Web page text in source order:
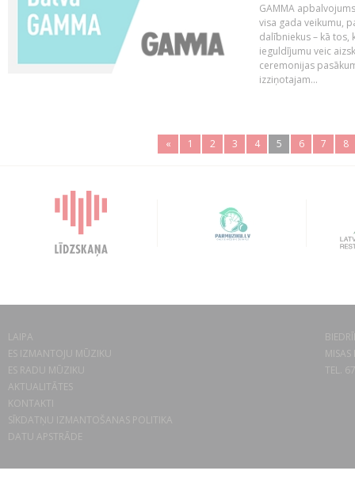
GAMMA
visa gada veikumu,
dalībniekus – kā tos,
ieguldījumu veic
ceremonijas
izziņotajam...
« 1 2 3 4 5 6 7 8
LAIPA
ES IZMANTOJU MŪZIKU
ES RADU MŪZIKU
AKTUALITĀTES
KONTAKTI
SĪKDATŅU IZMANTOŠANAS POLITIKA
DATU APSTRĀDE
TEL.